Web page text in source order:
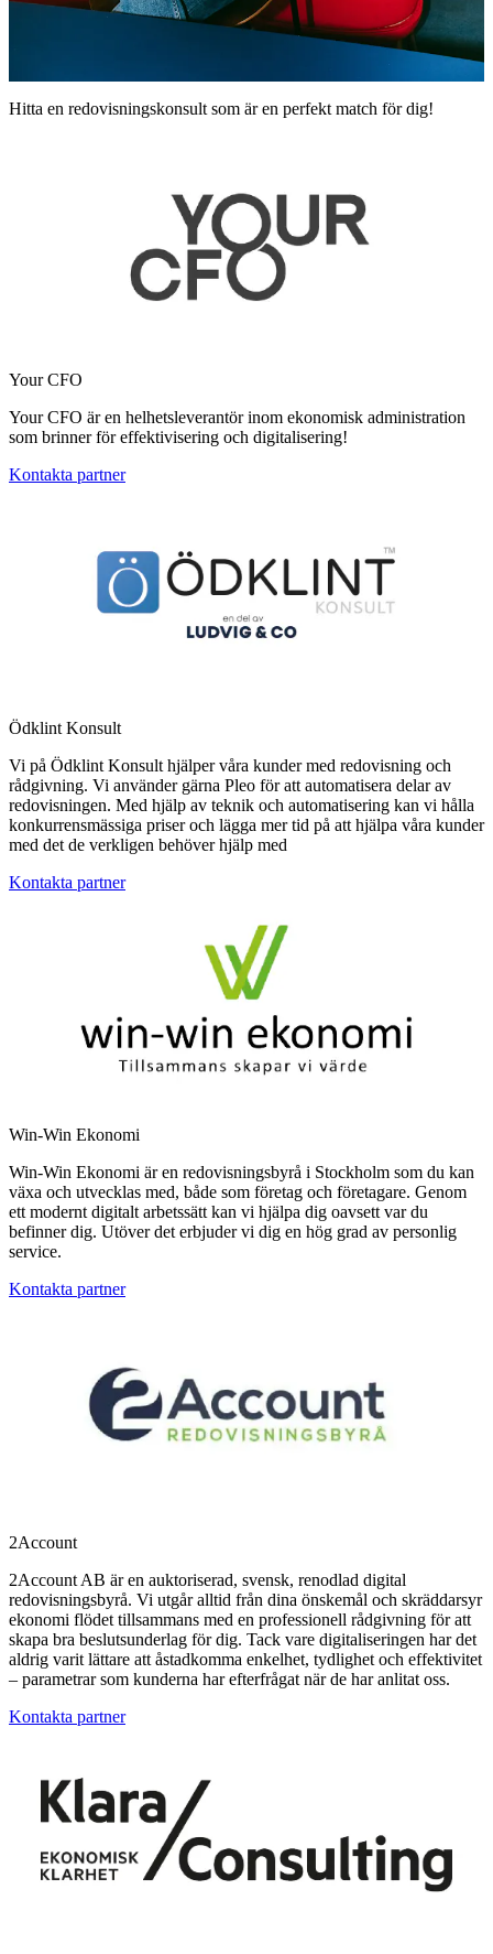
Hitta en redovisningskonsult som är en perfekt match för dig!
Your CFO
Your CFO är en helhetsleverantör inom ekonomisk administration
som brinner för effektivisering och digitalisering!
Kontakta partner
Ödklint Konsult
Vi på Ödklint Konsult hjälper våra kunder med redovisning och
rådgivning. Vi använder gärna Pleo för att automatisera delar av
redovisningen. Med hjälp av teknik och automatisering kan vi hålla
konkurrensmässiga priser och lägga mer tid på att hjälpa våra kunder
med det de verkligen behöver hjälp med
Kontakta partner
Win-Win Ekonomi
Win-Win Ekonomi är en redovisningsbyrå i Stockholm som du kan
växa och utvecklas med, både som företag och företagare. Genom
ett modernt digitalt arbetssätt kan vi hjälpa dig oavsett var du
befinner dig. Utöver det erbjuder vi dig en hög grad av personlig
service.
Kontakta partner
2Account
2Account AB är en auktoriserad, svensk, renodlad digital
redovisningsbyrå. Vi utgår alltid från dina önskemål och skräddarsyr
ekonomi flödet tillsammans med en professionell rådgivning för att
skapa bra beslutsunderlag för dig. Tack vare digitaliseringen har det
aldrig varit lättare att åstadkomma enkelhet, tydlighet och effektivitet
– parametrar som kunderna har efterfrågat när de har anlitat oss.
Kontakta partner